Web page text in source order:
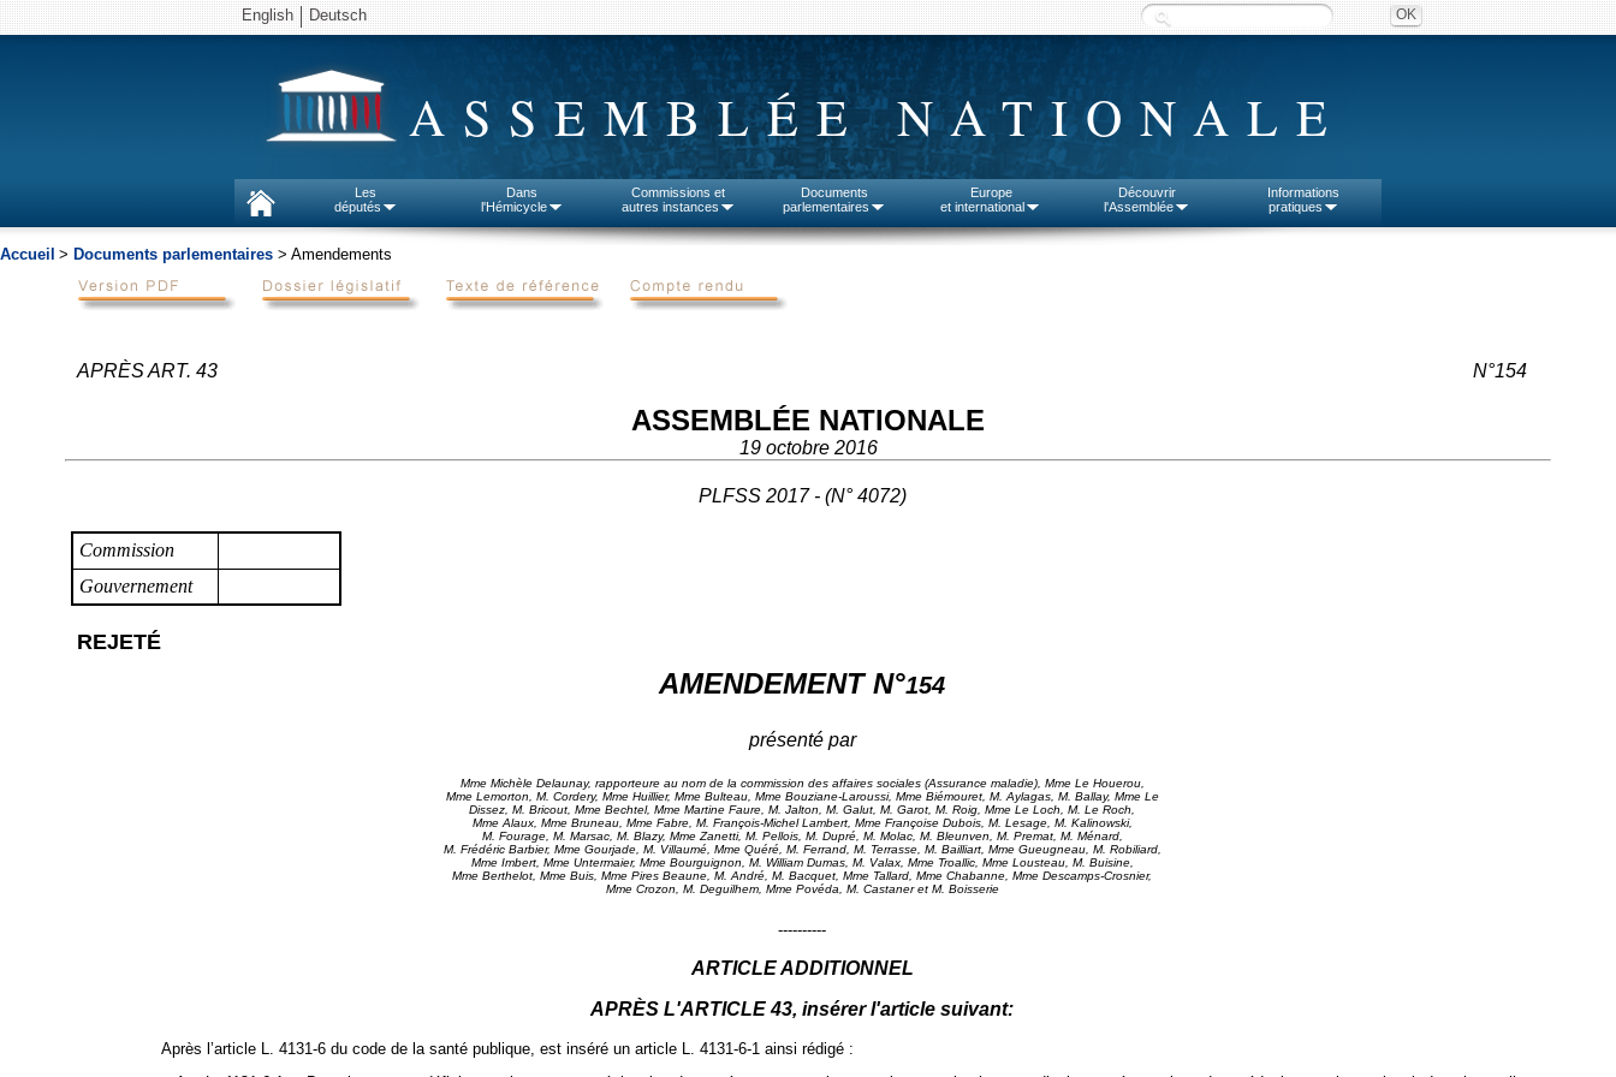
English Deutsch
ASSEMBLÉE NATIONALE
Les
députés
Dans
l'Hémicycle
Commissions et
autres instances
Documents
parlementaires
Europe
et international
Découvrir
l'Assemblée
Informations
pratiques
Accueil > Documents parlementaires > Amendements
APRÈS ART. 43 N°154
ASSEMBLÉE NATIONALE
19 octobre 2016
PLFSS 2017 - (N° 4072)
Commission
Gouvernement
REJETÉ
AMENDEMENT N°154
présenté par
Mme Michèle Delaunay, rapporteure au nom de la commission des affaires sociales (Assurance maladie), Mme Le Houerou,
Mme Lemorton, M. Cordery, Mme Huillier, Mme Bulteau, Mme Bouziane-Laroussi, Mme Biémouret, M. Aylagas, M. Ballay, Mme Le
Dissez, M. Bricout, Mme Bechtel, Mme Martine Faure, M. Jalton, M. Galut, M. Garot, M. Roig, Mme Le Loch, M. Le Roch,
Mme Alaux, Mme Bruneau, Mme Fabre, M. François-Michel Lambert, Mme Françoise Dubois, M. Lesage, M. Kalinowski,
M. Fourage, M. Marsac, M. Blazy, Mme Zanetti, M. Pellois, M. Dupré, M. Molac, M. Bleunven, M. Premat, M. Ménard,
M. Frédéric Barbier, Mme Gourjade, M. Villaumé, Mme Quéré, M. Ferrand, M. Terrasse, M. Bailliart, Mme Gueugneau, M. Robiliard,
Mme Imbert, Mme Untermaier, Mme Bourguignon, M. William Dumas, M. Valax, Mme Troallic, Mme Lousteau, M. Buisine,
Mme Berthelot, Mme Buis, Mme Pires Beaune, M. André, M. Bacquet, Mme Tallard, Mme Chabanne, Mme Descamps-Crosnier,
Mme Crozon, M. Deguilhem, Mme Povéda, M. Castaner et M. Boisserie
----------
ARTICLE ADDITIONNEL
APRÈS L'ARTICLE 43, insérer l'article suivant:
Après l’article L. 4131‑6 du code de la santé publique, est inséré un article L. 4131‑6‑1 ainsi rédigé :